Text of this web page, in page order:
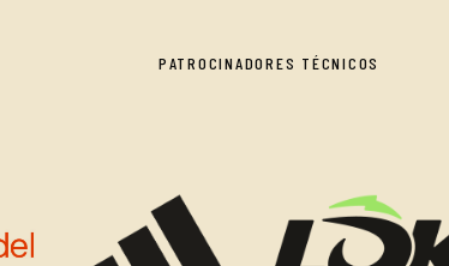
PATROCINADORES TÉCNICOS